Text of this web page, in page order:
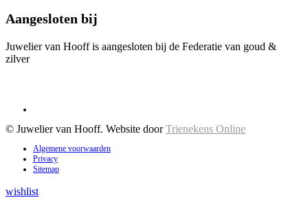
Aangesloten bij
Juwelier van Hooff is aangesloten bij de Federatie van goud &
zilver
© Juwelier van Hooff. Website doorTrienekens Online
Algemene voorwaarden
Privacy
Sitemap
wishlist